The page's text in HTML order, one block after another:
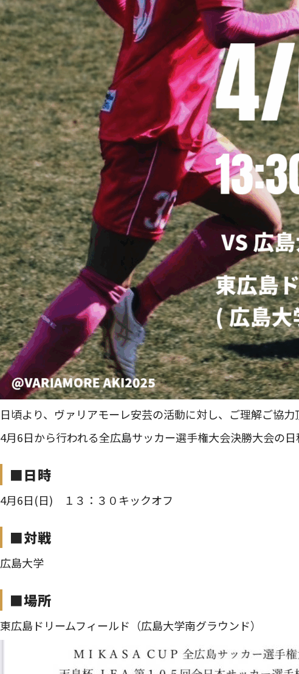
日頃より、ヴァリアモーレ安芸の活動に対し、ご理解ご協力
4月6日から行われる全広島サッカー選手権大会決勝大会の日
■日時
4月6日(日) １３：３０キックオフ
■対戦
広島大学
■場所
東広島ドリームフィールド（広島大学南グラウンド）